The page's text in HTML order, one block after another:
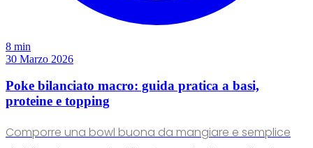
8 min
30 Marzo 2026
Poke bilanciato macro: guida pratica a basi,
proteine e topping
Comporre una bowl buona da mangiare e semplice